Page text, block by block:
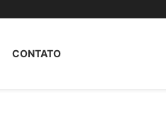
CONTATO